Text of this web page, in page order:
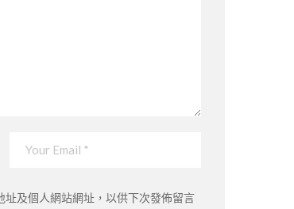
及個人網站網址，以供下次發佈留言